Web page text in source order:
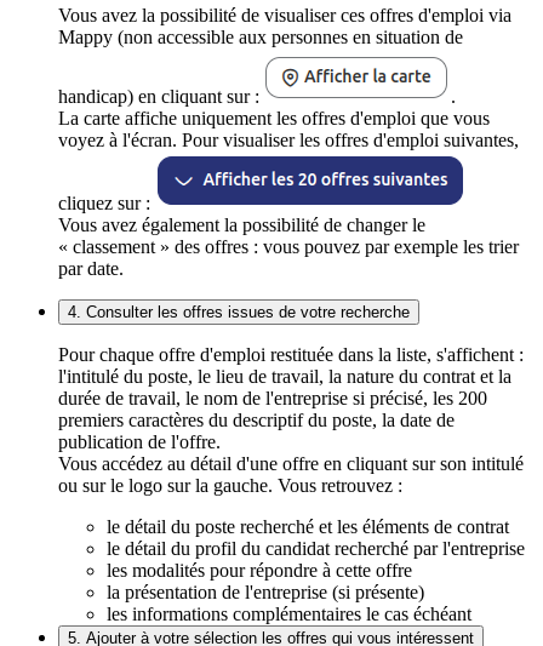
Vous avez la possibilité de visualiser ces offres d'emploi via
Mappy (non accessible aux personnes en situation de
handicap) en cliquant sur :
.
La carte affiche uniquement les offres d'emploi que vous
voyez à l'écran. Pour visualiser les offres d'emploi suivantes,
cliquez sur :
Vous avez également la possibilité de changer le
« classement » des offres : vous pouvez par exemple les trier
par date.
4. Consulter les offres issues de votre recherche
Pour chaque offre d'emploi restituée dans la liste, s'affichent :
l'intitulé du poste, le lieu de travail, la nature du contrat et la
durée de travail, le nom de l'entreprise si précisé, les 200
premiers caractères du descriptif du poste, la date de
publication de l'offre.
Vous accédez au détail d'une offre en cliquant sur son intitulé
ou sur le logo sur la gauche. Vous retrouvez :
le détail du poste recherché et les éléments de contrat
le détail du profil du candidat recherché par l'entreprise
les modalités pour répondre à cette offre
la présentation de l'entreprise (si présente)
les informations complémentaires le cas échéant
5. Ajouter à votre sélection les offres qui vous intéressent